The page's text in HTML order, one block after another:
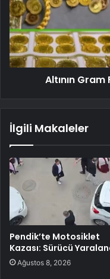
Altının Gram
İlgili Makaleler
Pendik’te Motosiklet
Kazası: Sürücü
Ağustos 8, 2026